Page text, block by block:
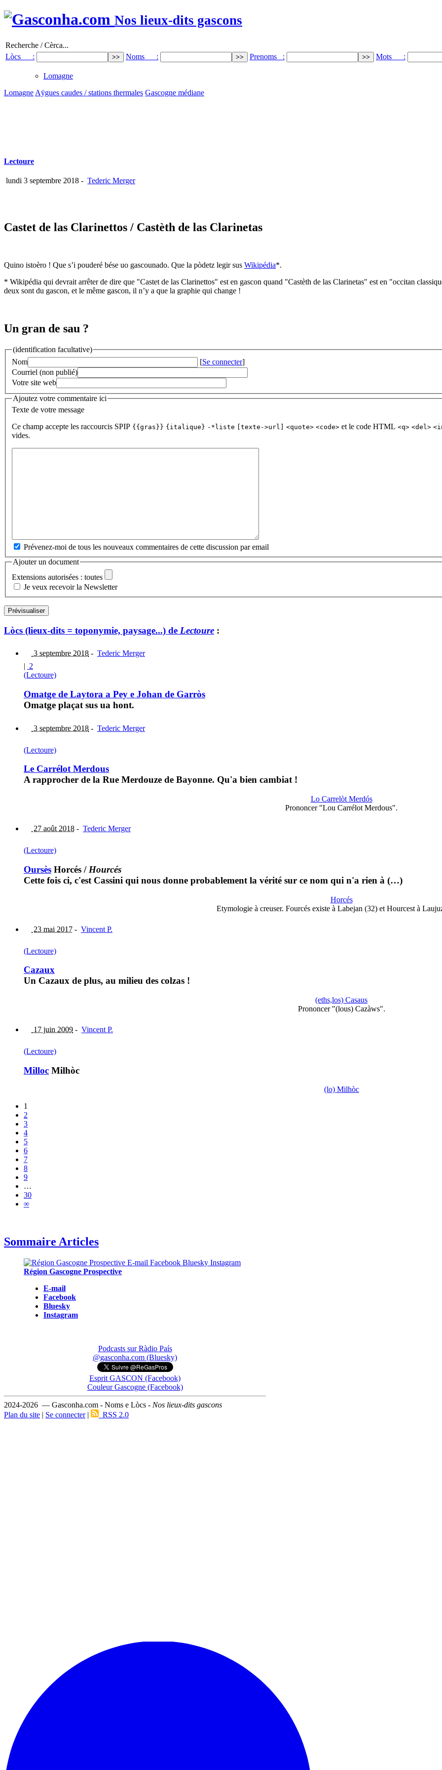
Nos lieux-dits gascons
Recherche / Cèrca...
Lòcs :
Noms : Prenoms : Mots :
Lomagne
Lomagne Aÿgues caudes / stations thermales Gascogne médiane
Lectoure
lundi 3 septembre 2018 - Tederic Merger
Castet de las Clarinettos / Castèth de las Clarinetas
Quino istoèro ! Que s’i pouderé bése uo gascounado. Que la pòdetz legir sus Wikipédia*.
* Wikipédia qui devrait arrêter de dire que "Castet de las Clarinettos" est en gascon quand "Castèth de las Clarinetas" est en "occitan
deux sont du gascon, et le même gascon, il n’y a que la graphie qui change !
Un gran de sau ?
(identification facultative)
Nom
[Se connecter]
Courriel (non publié)
Votre site web
Ajoutez votre commentaire ici
Texte de votre message
Ce champ accepte les raccourcis SPIP {{gras}} {italique} -*liste [texte->url] <quote> <code> et le code HTML <q> <del>
vides.
Prévenez-moi de tous les nouveaux commentaires de cette discussion par email
Ajouter un document
Extensions autorisées : toutes
Je veux recevoir la Newsletter
Lòcs (lieux-dits = toponymie, paysage...) de Lectoure :
3 septembre 2018 - Tederic Merger
| 2
(Lectoure)
Omatge de Laytora a Pey e Johan de Garròs
Omatge plaçat sus ua hont.
3 septembre 2018 - Tederic Merger
(Lectoure)
Le Carrélot Merdous
A rapprocher de la Rue Merdouze de Bayonne. Qu'a bien cambiat !
Lo Carrelòt Merdós
Prononcer "Lou Carrélot Merdous".
27 août 2018 - Tederic Merger
(Lectoure)
Oursès Horcés / Hourcés
Cette fois ci, c'est Cassini qui nous donne probablement la vérité sur ce nom qui n'a rien à (…)
Horcés
Etymologie à creuser. Fourcés existe à Labejan (32) et Hourcest à
23 mai 2017 - Vincent P.
(Lectoure)
Cazaux
Un Cazaux de plus, au milieu des colzas !
(eths,los) Casaus
Prononcer "(lous) Cazàws".
17 juin 2009 - Vincent P.
(Lectoure)
Milloc Milhòc
(lo) Milhòc
1
2
3
4
5
6
7
8
9
…
30
∞
Sommaire Articles
Région Gascogne Prospective
E-mail
Facebook
Bluesky
Instagram
Podcasts sur Ràdio País
@gasconha.com (Bluesky)
Esprit GASCON (Facebook)
Couleur Gascogne (Facebook)
2024-2026 — Gasconha.com - Noms e Lòcs - Nos lieux-dits gascons
Plan du site | Se connecter| RSS 2.0